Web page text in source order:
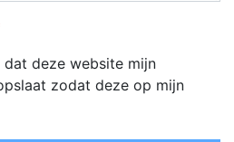
deze website mijn
zodat deze op mijn